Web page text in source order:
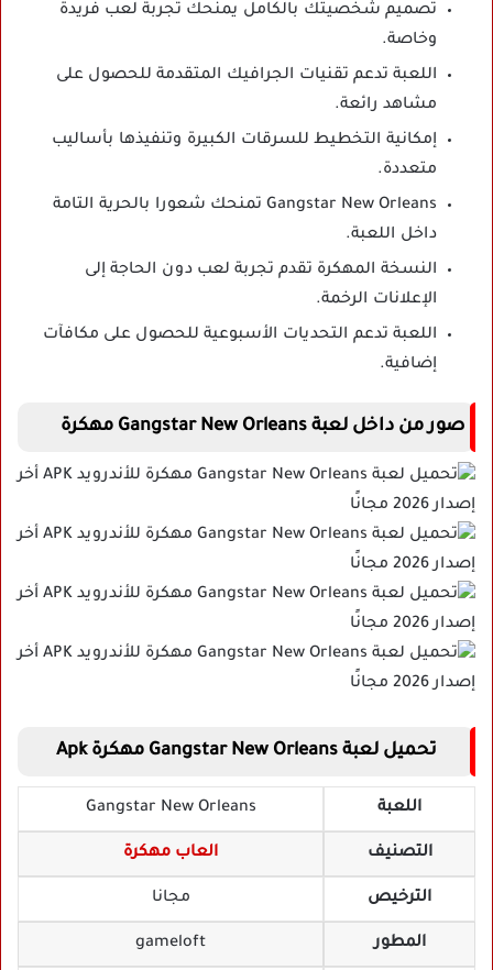
تصميم شخصيتك بالكامل يمنحك تجربة لعب فريدة
وخاصة.
اللعبة تدعم تقنيات الجرافيك المتقدمة للحصول على
مشاهد رائعة.
إمكانية التخطيط للسرقات الكبيرة وتنفيذها بأساليب
متعددة.
Gangstar New Orleans تمنحك شعورا بالحرية التامة
داخل اللعبة.
النسخة المهكرة تقدم تجربة لعب دون الحاجة إلى
الإعلانات الرخمة.
اللعبة تدعم التحديات الأسبوعية للحصول على مكافآت
إضافية.
صور من داخل لعبة Gangstar New Orleans مهكرة
تحميل لعبة Gangstar New Orleans مهكرة Apk
اللعبة Gangstar New Orleans
التصنيف العاب مهكرة
الترخيص مجانا
المطور gameloft